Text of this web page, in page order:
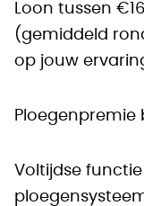
Loon tussen
(gemiddeld
op jouw
Ploegenpremie
Voltijdse